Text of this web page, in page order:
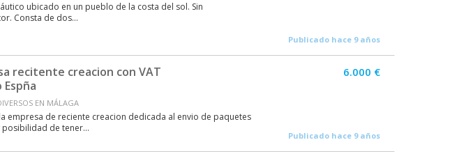
ubicado en un pueblo de la costa del sol. Sin
Consta de dos...
Publicado hace 9 años
recitente creacion con VAT
EN MÁLAGA
empresa de reciente creacion dedicada al envio de paquetes
de tener...
6.000 €
Publicado hace 9 años